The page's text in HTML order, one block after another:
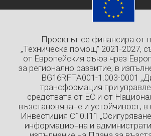
Проектът се финансира от
„Техническа помощ” 2021-2027,
от Европейския съюз чрез
за регионално развитие, в
BG16RFTA001-1.003-0001
трансформация при
средствата от ЕС и от
възстановяване и устойчивост,
Инвестиция C10.I11
информационна и